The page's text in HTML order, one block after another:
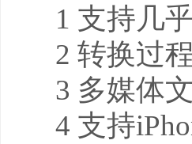
1 支持几
2 转换过
3 多媒体
4 支持